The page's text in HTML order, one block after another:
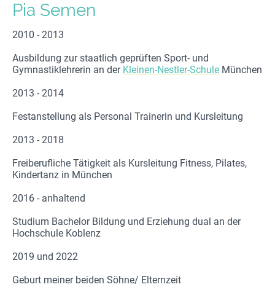
Pia Semen
2010 - 2013
Ausbildung zur staatlich geprüften Sport- und
Gymnastiklehrerin an der Kleinen-Nestler-Schule München
2013 - 2014
Festanstellung als Personal Trainerin und Kursleitung
2013 - 2018
Freiberufliche Tätigkeit als Kursleitung Fitness, Pilates,
Kindertanz in München
2016 - anhaltend
Studium Bachelor Bildung und Erziehung dual an der
Hochschule Koblenz
2019 und 2022
Geburt meiner beiden Söhne/ Elternzeit